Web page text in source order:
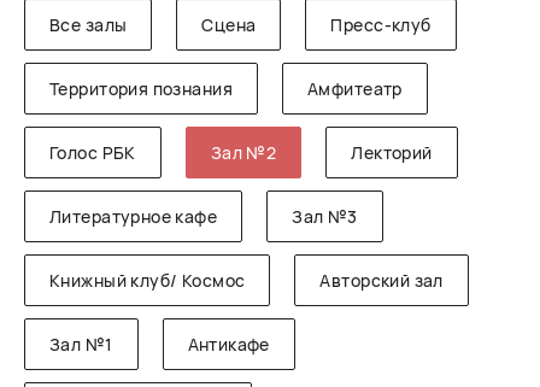
Все залы Сцена Пресс-клуб
Территория познания Амфитеатр
Голос РБК Зал №2 Лекторий
Литературное кафе Зал №3
Книжный клуб/ Космос Авторский зал
Зал №1 Антикафе